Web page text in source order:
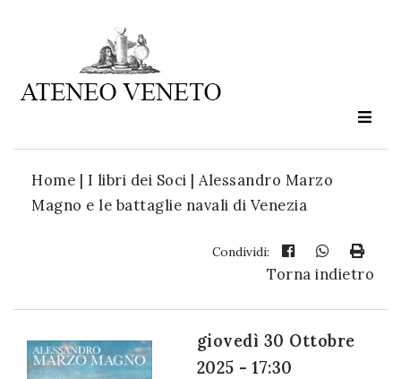
Home | I libri dei Soci | Alessandro Marzo
Magno e le battaglie navali di Venezia
Condividi:
Torna indietro
giovedì 30 Ottobre
2025 - 17:30
Ateneo
è
cultura